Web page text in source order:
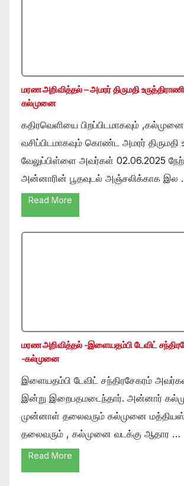
மரண அறிவித்தல் – அமரர் திருமதி
கல்முனை
கதிரவெளியை பிறப்பிடமாகவும்
வசிப்பிடமாகவும் கொண்ட அமரர் திருமதி
வேலுப்பிள்ளை அவர்கள் 02.06.2025
அன்னாரின் பூதவுடல் அஞ்சலிக்காக இல
Read More
மரண அறிவித்தல் -இளையதம்பி டேவிட்
-கல்முனை
இளையதம்பி டேவிட் சந்திரசேகரம்
இன்று இறைபதமடைந்தார். அன்னார்
முன்னாள் தலைவரும் கல்முனை
தலைவரும் , கல்முனை வடக்கு ஆதார …
Read More